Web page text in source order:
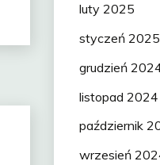
luty 2025
styczeń 2025
grudzień
listopad 2024
październik
wrzesień